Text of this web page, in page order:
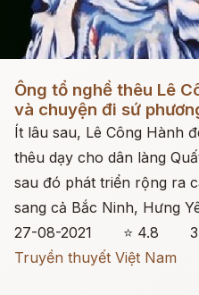
Đọc ngay
Ông tổ nghề thêu Lê
và chuyện đi sứ
Ít lâu sau, Lê Công Hành
thêu dạy cho dân làng
sau đó phát triển rộng ra
sang cả Bắc Ninh, Hưng
27-08-2021
⭐ 4.8
Truyền thuyết Việt Nam